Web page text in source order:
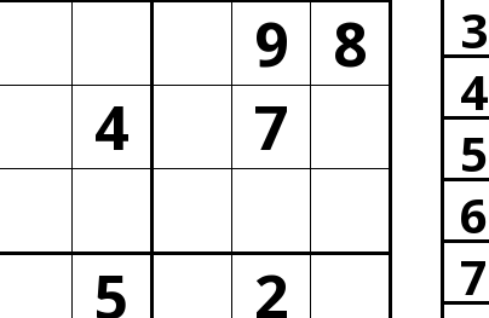
9 8
4
7
5
2
3
4
5
6
7